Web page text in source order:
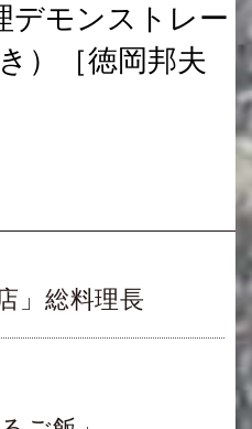
デモンストレー
）［徳岡邦夫
」総料理長